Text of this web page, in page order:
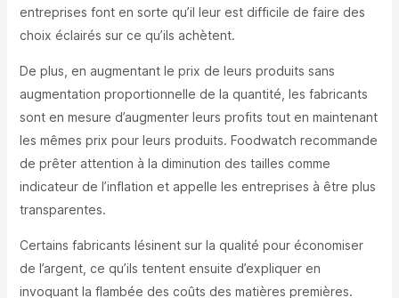
entreprises font en sorte qu’il leur est difficile de faire des
choix éclairés sur ce qu’ils achètent.
De plus, en augmentant le prix de leurs produits sans
augmentation proportionnelle de la quantité, les fabricants
sont en mesure d’augmenter leurs profits tout en maintenant
les mêmes prix pour leurs produits. Foodwatch recommande
de prêter attention à la diminution des tailles comme
indicateur de l’inflation et appelle les entreprises à être plus
transparentes.
Certains fabricants lésinent sur la qualité pour économiser
de l’argent, ce qu’ils tentent ensuite d’expliquer en
invoquant la flambée des coûts des matières premières.